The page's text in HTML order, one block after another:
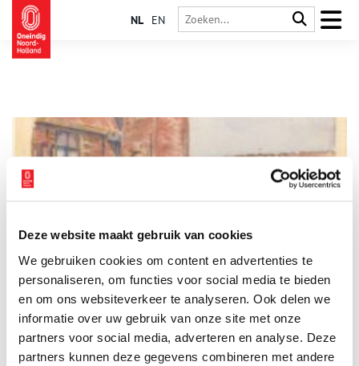
Deze website maakt gebruik van cookies
We gebruiken cookies om content en advertenties te
personaliseren, om functies voor social media te bieden
en om ons websiteverkeer te analyseren. Ook delen we
informatie over uw gebruik van onze site met onze
partners voor social media, adverteren en analyse. Deze
partners kunnen deze gegevens combineren met andere
NL EN
Het Sint Pietershof in Hoorn is het resultaat van een staaltje
Gouden Eeuwse liefdadigheid. In de zeventiende eeuw werd
besloten om dit pand, dat oorspronkelijk werd gebouwd als
klooster, in te richten als een tehuis voor ouden van dagen en
een tucht- of werkhuis voor bedelaars en krankzinnigen.